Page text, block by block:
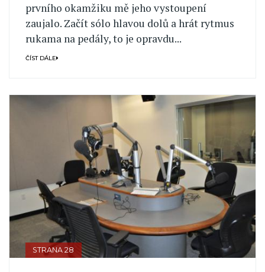
prvního okamžiku mě jeho vystoupení
zaujalo. Začít sólo hlavou dolů a hrát rytmus
rukama na pedály, to je opravdu...
ČÍST DÁLE
STRANA 28